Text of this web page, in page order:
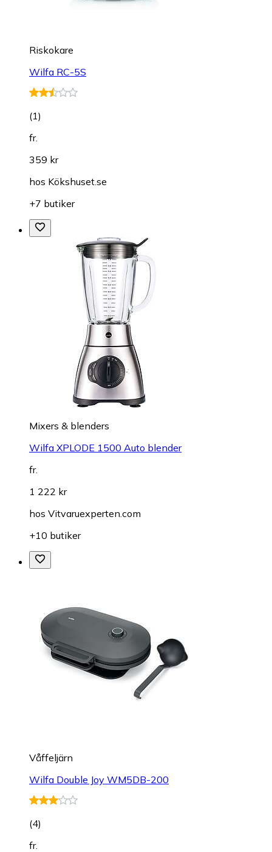
Riskokare
Wilfa RC-5S
(1)
fr.
359 kr
hos Kökshuset.se
+7 butiker
Mixers & blenders
Wilfa XPLODE 1500 Auto blender
fr.
1 222 kr
hos Vitvaruexperten.com
+10 butiker
Våffeljärn
Wilfa Double Joy WM5DB-200
(4)
fr.